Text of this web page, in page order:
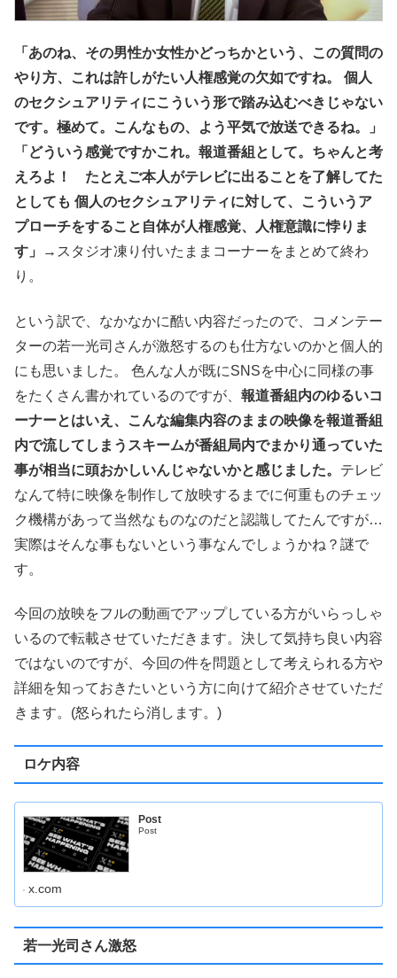
「あのね、その男性か女性かどっちかという、この質問の
やり方、これは許しがたい人権感覚の欠如ですね。 個人
のセクシュアリティにこういう形で踏み込むべきじゃない
です。極めて。こんなもの、よう平気で放送できるね。」
「どういう感覚ですかこれ。報道番組として。ちゃんと考
えろよ！ たとえご本人がテレビに出ることを了解してた
としても 個人のセクシュアリティに対して、こういうア
プローチをすること自体が人権感覚、人権意識に悖りま
す」
→スタジオ凍り付いたままコーナーをまとめて終わ
り。
という訳で、なかなかに酷い内容だったので、コメンテー
ターの若一光司さんが激怒するのも仕方ないのかと個人的
にも思いました。 色んな人が既にSNSを中心に同様の事
をたくさん書かれているのですが、 報道番組内のゆるいコ
ーナーとはいえ、こんな編集内容のままの映像を報道番組
内で流してしまうスキームが番組局内でまかり通っていた
事が相当に頭おかしいんじゃないかと感じました。 テレビ
なんて特に映像を制作して放映するまでに何重ものチェッ
ク機構があって当然なものなのだと認識してたんですが…
実際はそんな事もないという事なんでしょうかね？謎で
す。
今回の放映をフルの動画でアップしている方がいらっしゃ
いるので転載させていただきます。決して気持ち良い内容
ではないのですが、今回の件を問題として考えられる方や
詳細を知っておきたいという方に向けて紹介させていただ
きます。(怒られたら消します。)
ロケ内容
Post
Post
x.com
若一光司さん激怒